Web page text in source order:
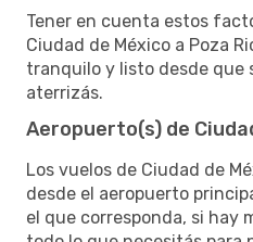
Tener en cuenta estos
Ciudad de México a Poza
tranquilo y listo desde que
aterrizás.
Aeropuerto(s) de
Los vuelos de Ciudad de
desde el aeropuerto
el que corresponda, si hay